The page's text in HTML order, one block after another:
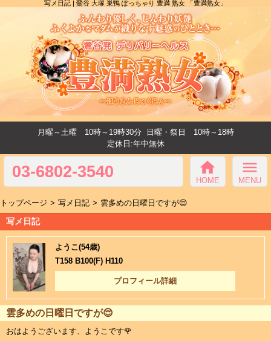
写メ日記 | 鶯谷 大塚 巣鴨 ぽっちゃり 豊満 熟女 「豊満熟女」
月曜～土曜 10時～19時30分
日曜・祭日 10時～18時
定休日:年中無休
03-6802-3540 home
HOME
menu
MENU
トップページ 写メ日記 雲多めの日曜日ですが😌
写メ日記
ようこ(54歳)
T158 B100(F) H110
プロフィール詳細
雲多めの日曜日ですが😌
おはようございます、ようこです🌹